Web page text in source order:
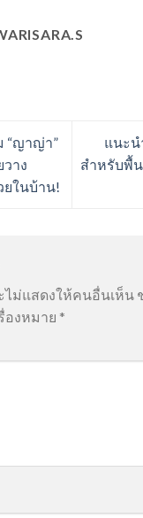
“ญาญ่า”
าง
ยในบ้าน!
แนะน
สำหรับพื้
ม่แสดงให้คนอื่นเห็น
องหมาย *